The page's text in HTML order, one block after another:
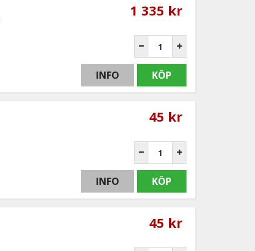
1 335 kr
INFO KÖP
45 kr
INFO KÖP
45 kr